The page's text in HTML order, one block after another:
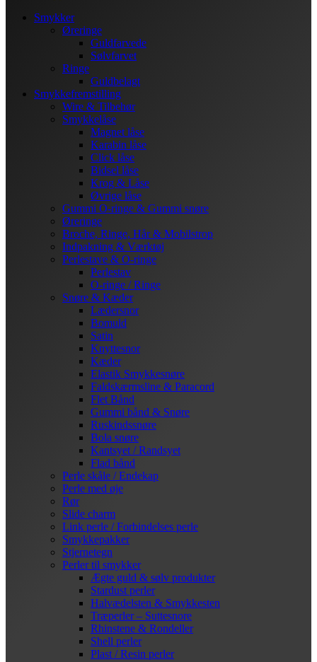
Smykker
Øreringe
Guldfarvede
Sølvfarvet
Ringe
Guldbelagt
Smykkefremstilling
Wire & Tilbehør
Smykkelåse
Magnet låse
Karabin låse
Click låse
Bidsel låse
Krog & Låse
Øvrige låse
Gummi O-ringe & Gummi snøre
Øreringe
Broche, Ringe, Hår & Mobilstrop
Indpakning & Værktøj
Perlestave & O-ringe
Perlestav
O-ringe / Ringe
Snøre & Kæder
Lædersnor
Bomuld
Satin
Knyttesnor
Kæder
Elastik Smykkesnøre
Faldskærmsline & Paracord
Flet Bånd
Gummi bånd & Snøre
Ruskindssnøre
Bola snøre
Kantsyet / Randsyet
Flad bånd
Perle skåle / Endekap
Perle med øje
Rør
Slide charm
Link perle / Forbindelses perle
Smykkepakker
Stjernetegn
Perler til smykker
Ægte guld & sølv produkter
Stardust perler
Halvædelsten & Smykkesten
Træperler – Suttesnore
Rhinstene & Rondeller
Shell perler
Plast / Resin perler